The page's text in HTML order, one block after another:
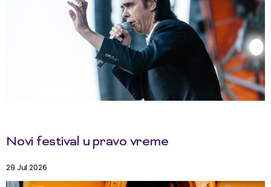
Novi festival u pravo vreme
29 Jul 2026